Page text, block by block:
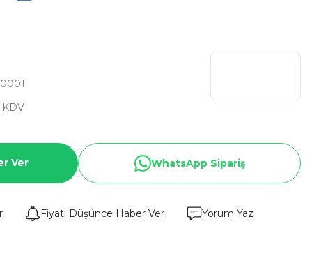
Ver WhatsApp Sipariş
Fiyatı Düşünce Haber Ver Yorum Yaz